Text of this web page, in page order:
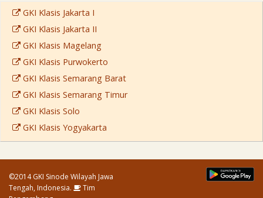
GKI Klasis Jakarta I
GKI Klasis Jakarta II
GKI Klasis Magelang
GKI Klasis Purwokerto
GKI Klasis Semarang Barat
GKI Klasis Semarang Timur
GKI Klasis Solo
GKI Klasis Yogyakarta
©2014 GKI Sinode Wilayah Jawa
Tengah, Indonesia.
Tim